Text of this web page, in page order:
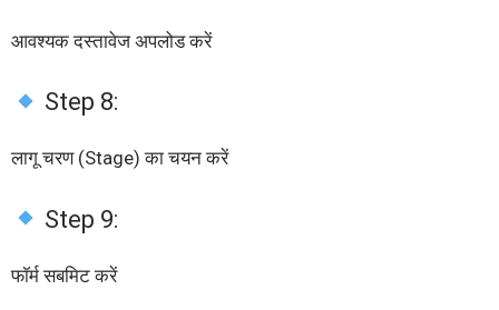
आवश्यक दस्तावेज अपलोड करें
Step 8:
लागू चरण (Stage) का चयन करें
Step 9:
फॉर्म सबमिट करें